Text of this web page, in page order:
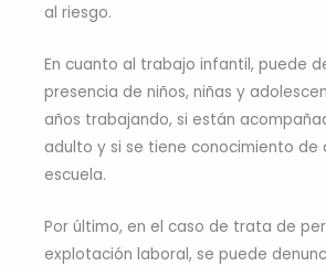
al riesgo.
En cuanto al trabajo infantil, puede
presencia de niños, niñas y
años trabajando, si están
adulto y si se tiene conocimiento de
escuela.
Por último, en el caso de trata de
explotación laboral, se puede